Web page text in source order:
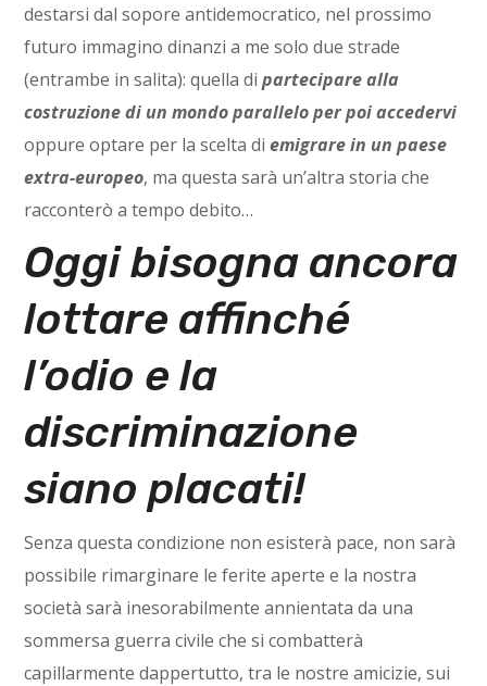
destarsi dal sopore antidemocratico, nel prossimo
futuro immagino dinanzi a me solo due strade
(entrambe in salita): quella dipartecipare alla
costruzione di un mondo parallelo per poi accedervi
oppure optare per la scelta diemigrare in un paese
extra-europeo, ma questa sarà un’altra storia che
racconterò a tempo debito…
Oggi bisogna ancora
lottare affinché
l’odio e la
discriminazione
siano placati!
Senza questa condizione non esisterà pace, non sarà
possibile rimarginare le ferite aperte e la nostra
società sarà inesorabilmente annientata da una
sommersa guerra civile che si combatterà
capillarmente dappertutto, tra le nostre amicizie, sui